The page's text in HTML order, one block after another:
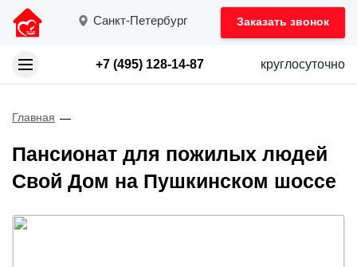
Санкт-Петербург Заказать звонок
+7 (495) 128-14-87 круглосуточно
Главная
Пансионат для пожилых людей
Свой Дом на Пушкинском шоссе